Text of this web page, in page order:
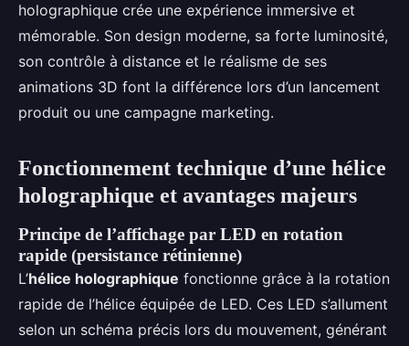
holographique crée une expérience immersive et
mémorable. Son design moderne, sa forte luminosité,
son contrôle à distance et le réalisme de ses
animations 3D font la différence lors d’un lancement
produit ou une campagne marketing.
Fonctionnement technique d’une hélice
holographique et avantages majeurs
Principe de l’affichage par LED en rotation
rapide (persistance rétinienne)
L’hélice holographique fonctionne grâce à la rotation
rapide de l’hélice équipée de LED. Ces LED s’allument
selon un schéma précis lors du mouvement, générant